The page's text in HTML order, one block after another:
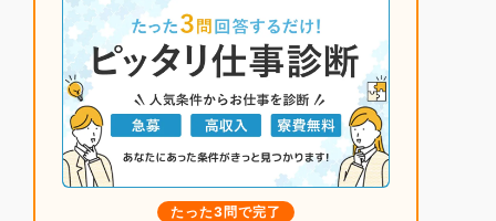
たった3問で完了